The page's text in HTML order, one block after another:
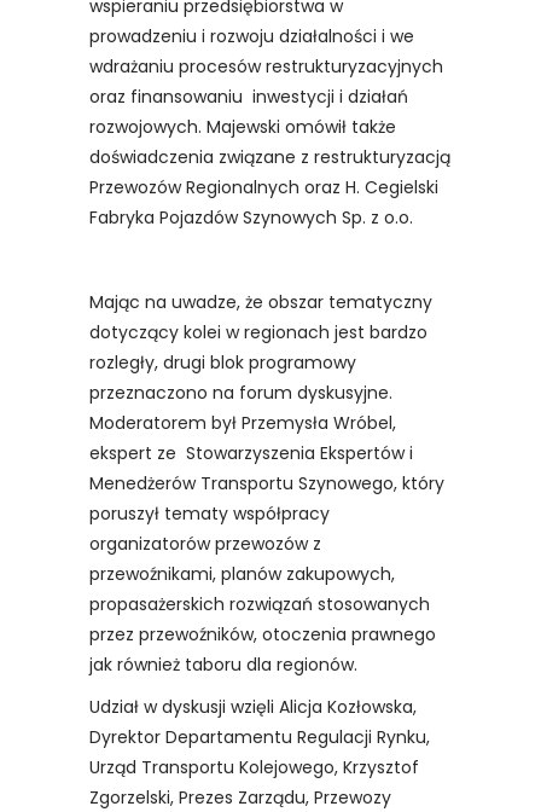
wspieraniu przedsiębiorstwa w
prowadzeniu i rozwoju działalności i we
wdrażaniu procesów restrukturyzacyjnych
oraz finansowaniu inwestycji i działań
rozwojowych. Majewski omówił także
doświadczenia związane z restrukturyzacją
Przewozów Regionalnych oraz H. Cegielski
Fabryka Pojazdów Szynowych Sp. z o.o.
Mając na uwadze, że obszar tematyczny
dotyczący kolei w regionach jest bardzo
rozległy, drugi blok programowy
przeznaczono na forum dyskusyjne.
Moderatorem był Przemysła Wróbel,
ekspert ze Stowarzyszenia Ekspertów i
Menedżerów Transportu Szynowego, który
poruszył tematy współpracy
organizatorów przewozów z
przewoźnikami, planów zakupowych,
propasażerskich rozwiązań stosowanych
przez przewoźników, otoczenia prawnego
jak również taboru dla regionów.
Udział w dyskusji wzięli Alicja Kozłowska,
Dyrektor Departamentu Regulacji Rynku,
Urząd Transportu Kolejowego, Krzysztof
Zgorzelski, Prezes Zarządu, Przewozy